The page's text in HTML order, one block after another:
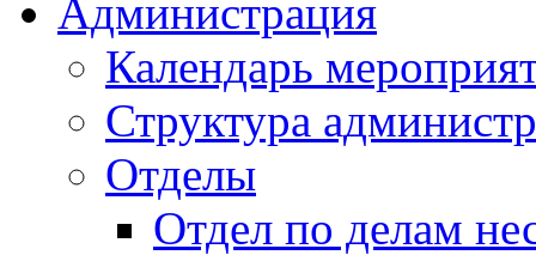
Администрация
Календарь
Структура
Отделы
Отдел по делам